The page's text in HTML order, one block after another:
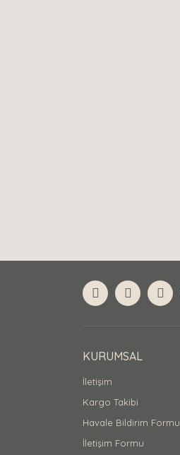
KURUMSAL
İletişim
Kargo Takibi
Havale Bildirim Formu
İletişim Formu